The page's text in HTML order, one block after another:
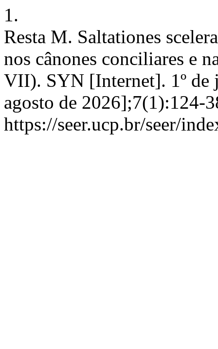
1.
Resta M. Saltationes
nos cânones conciliares e
VII). SYN [Internet]. 1º de
agosto de 2026];7(1):124-
https://seer.ucp.br/seer/